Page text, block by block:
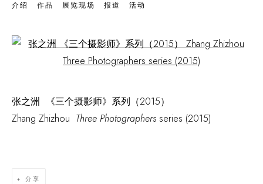
介绍
作品 展览现场 报道 活动
Open a larger version of the following image in a popup:
张之洲 《三个摄影师》系列（2015）
Zhang Zhizhou Three Photographers series (2015)
分享